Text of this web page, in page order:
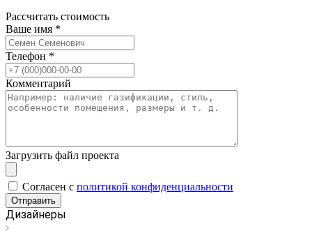
Рассчитать стоимость
Ваше имя *
Телефон *
Комментарий
Загрузить файл проекта
Cогласен с политикой конфиденциальности
Отправить
Дизайнеры